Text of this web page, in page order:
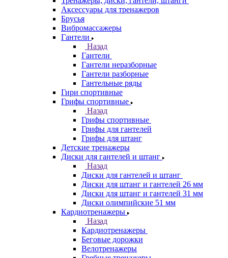
Аксессуары для тренажеров
Брусья
Вибромассажеры
Гантели
Назад
Гантели
Гантели неразборные
Гантели разборные
Гантельные ряды
Гири спортивные
Грифы спортивные
Назад
Грифы спортивные
Грифы для гантелей
Грифы для штанг
Детские тренажеры
Диски для гантелей и штанг
Назад
Диски для гантелей и штанг
Диски для штанг и гантелей 26 мм
Диски для штанг и гантелей 31 мм
Диски олимпийские 51 мм
Кардиотренажеры
Назад
Кардиотренажеры
Беговые дорожки
Велотренажеры